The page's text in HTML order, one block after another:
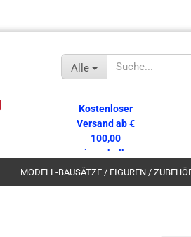
Alle
Kostenloser
Versand ab €
100,00
innerhalb
Deutschlands!
MODELL-BAUSÄTZE / FIGUREN /